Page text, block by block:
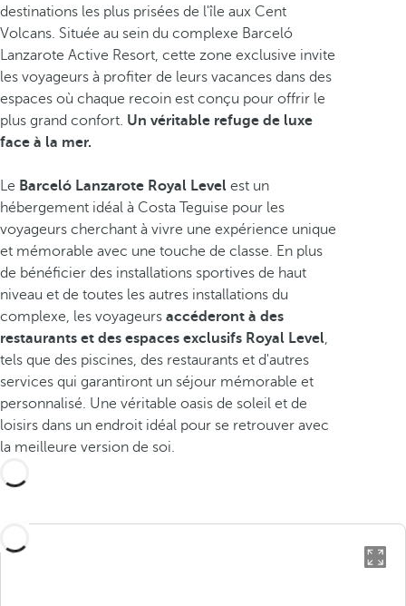
destinations les plus prisées de l'île aux Cent
Volcans. Située au sein du complexe Barceló
Lanzarote Active Resort, cette zone exclusive invite
les voyageurs à profiter de leurs vacances dans des
espaces où chaque recoin est conçu pour offrir le
plus grand confort. Un véritable refuge de luxe
face à la mer.
Le Barceló Lanzarote Royal Level est un
hébergement idéal à Costa Teguise pour les
voyageurs cherchant à vivre une expérience unique
et mémorable avec une touche de classe. En plus
de bénéficier des installations sportives de haut
niveau et de toutes les autres installations du
complexe, les voyageurs accéderont à des
restaurants et des espaces exclusifs Royal Level,
tels que des piscines, des restaurants et d'autres
services qui garantiront un séjour mémorable et
personnalisé. Une véritable oasis de soleil et de
loisirs dans un endroit idéal pour se retrouver avec
la meilleure version de soi.